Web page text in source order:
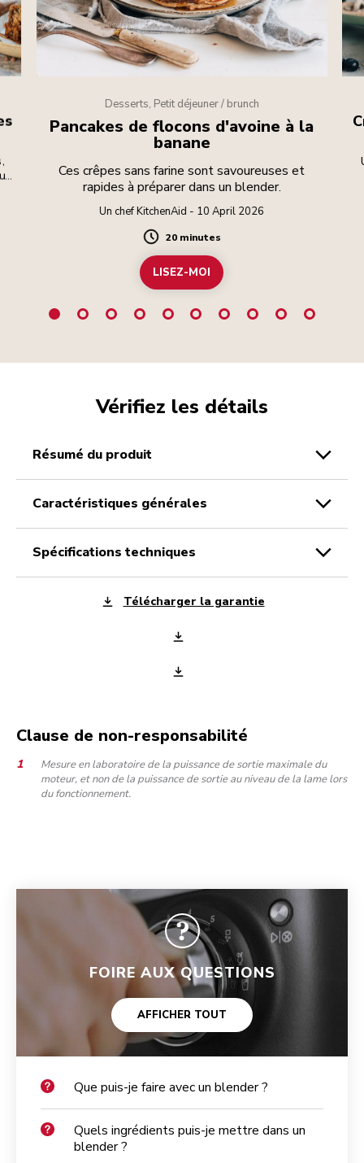
Desserts, Petit déjeuner / brunch
Pancakes de flocons d'avoine à la
banane
Ces crêpes sans farine sont savoureuses et
rapides à préparer dans un blender.
Un chef KitchenAid - 10 April 2026
Duration
20 minutes
LISEZ-MOI
Vérifiez les détails
résumé du produit
caractéristiques générales
spécifications techniques
Télécharger la garantie
Clause de non-responsabilité
Mesure en laboratoire de la puissance de sortie maximale du
moteur, et non de la puissance de sortie au niveau de la lame lors
du fonctionnement.
FOIRE AUX QUESTIONS
AFFICHER TOUT
Que puis-je faire avec un blender ?
Quels ingrédients puis-je mettre dans un
blender ?